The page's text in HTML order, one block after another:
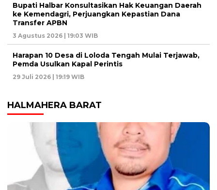
Bupati Halbar Konsultasikan Hak Keuangan Daerah
ke Kemendagri, Perjuangkan Kepastian Dana
Transfer APBN
3 Agustus 2026 | 19:03 WIB
Harapan 10 Desa di Loloda Tengah Mulai Terjawab,
Pemda Usulkan Kapal Perintis
29 Juli 2026 | 19:19 WIB
HALMAHERA BARAT